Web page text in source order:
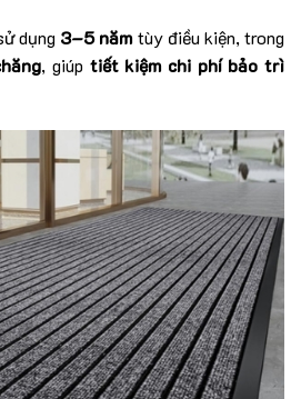
dụng 3–5 nămtùy điều kiện, trong
, giúp tiết kiệm chi phí bảo trì